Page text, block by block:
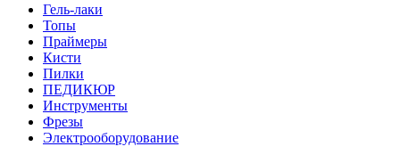
Гель-лаки
Топы
Праймеры
Кисти
Пилки
ПЕДИКЮР
Инструменты
Фрезы
Электрооборудование